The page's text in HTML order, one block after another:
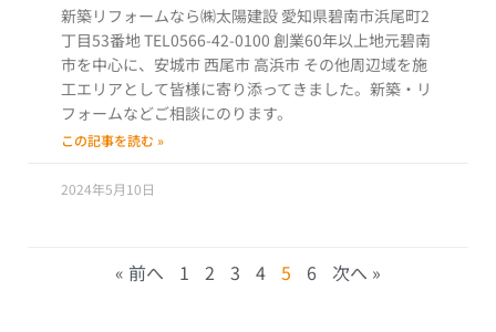
新築リフォームなら㈱太陽建設 愛知県碧南市浜尾町2
丁目53番地 TEL0566-42-0100 創業60年以上地元碧南
市を中心に、安城市 西尾市 高浜市 その他周辺域を施
工エリアとして皆様に寄り添ってきました。新築・リ
フォームなどご相談にのります。
この記事を読む »
2024年5月10日
« 前へ 1 2 3 4 5 6 次へ »